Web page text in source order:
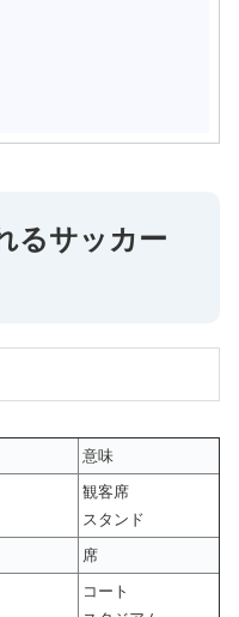
るサッカー
意味
観客席
スタンド
席
コート